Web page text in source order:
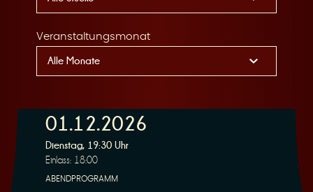
R
Veranstaltungsmonat
01.12.2026
Dienstag, 19:30 Uhr
Einlass: 18:00
ABENDPROGRAMM